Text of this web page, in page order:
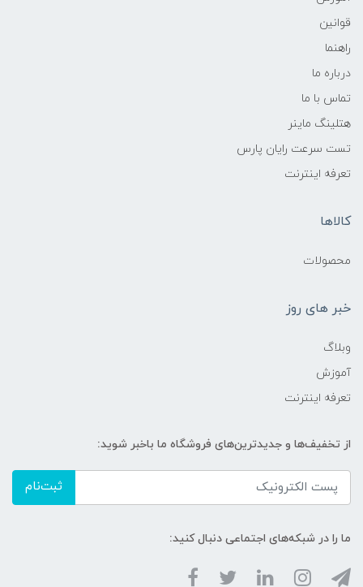
قوانین
راهنما
درباره ما
تماس با ما
هتلینگ ماینر
تست سرعت رایان پارس
تعرفه اینترنت
کالاها
محصولات
خبر های روز
وبلاگ
آموزش
تعرفه اینترنت
از تخفیف‌ها و جدیدترین‌های فروشگاه ما باخبر شوید:
ثبت‌نام
ما را در شبکه‌های اجتماعی دنبال کنید: